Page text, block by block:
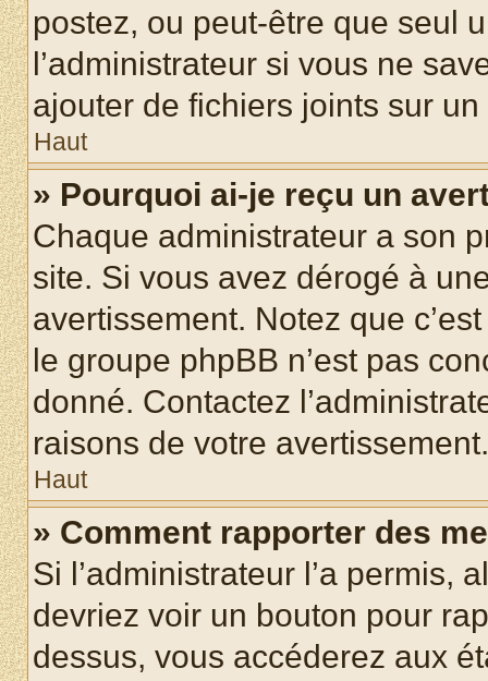
postez, ou peut-être que seul
l’administrateur si vous ne
ajouter de fichiers joints sur un
Haut
» Pourquoi ai-je reçu un
Chaque administrateur a son
site. Si vous avez dérogé à
avertissement. Notez que
le groupe phpBB n’est pas
donné. Contactez
raisons de votre avertissement.
Haut
» Comment rapporter des
Si l’administrateur l’a permis,
devriez voir un bouton pour
dessus, vous accéderez aux